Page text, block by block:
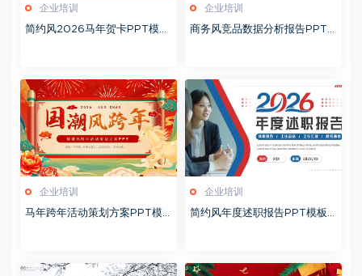
企业培训
简约风2026马年贺卡PPT模板
企业培训
商务风竞品数据分析报告PPT
企业培训
马年跨年活动策划方案PPT模
企业培训
简约风年度述职报告PPT模板2